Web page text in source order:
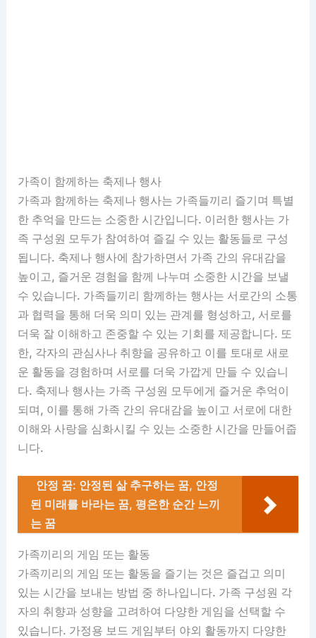
가족이 함께하는 축제나 행사
가족과 함께하는 축제나 행사는 가족들끼리 즐기며 특별
한 추억을 만드는 소중한 시간입니다. 이러한 행사는 가
족 구성원 모두가 참여하여 즐길 수 있는 활동들로 구성
됩니다. 축제나 행사에 참가하면서 가족 간의 유대감을
높이고, 즐거운 경험을 함께 나누며 소중한 시간을 보낼
수 있습니다. 가족들끼리 함께하는 행사는 서로간의 소통
과 협력을 통해 더욱 의미 있는 관계를 형성하고, 서로를
더욱 잘 이해하고 존중할 수 있는 기회를 제공합니다. 또
한, 각자의 관심사나 취향을 공유하고 이를 토대로 새로
운 활동을 경험하며 서로를 더욱 가깝게 만들 수 있습니
다. 축제나 행사는 가족 구성원 모두에게 즐거운 추억이
되며, 이를 통해 가족 간의 유대감을 높이고 서로에 대한
이해와 사랑을 심화시킬 수 있는 소중한 시간을 만들어줍
니다.
안정 꿈: 안정된 삶 추구하는 꿈, 안정
된 미래를 바라는 꿈, 평온한 순간 느끼
는 꿈
가족끼리의 게임 또는 활동
가족끼리의 게임 또는 활동을 즐기는 것은 즐겁고 의미
있는 시간을 보내는 방법 중 하나입니다. 가족 구성원 각
자의 취향과 성향을 고려하여 다양한 게임을 선택할 수
있습니다. 가정용 보드 게임부터 야외 활동까지 다양한